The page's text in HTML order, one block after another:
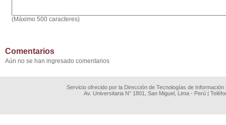
(Máximo 500 caracteres)
Comentarios
Aún no se han ingresado comentarios
Servicio ofrecido por la Dirección de Tecnologías de
Av. Universitaria N° 1801, San Miguel, Lima - Perú |